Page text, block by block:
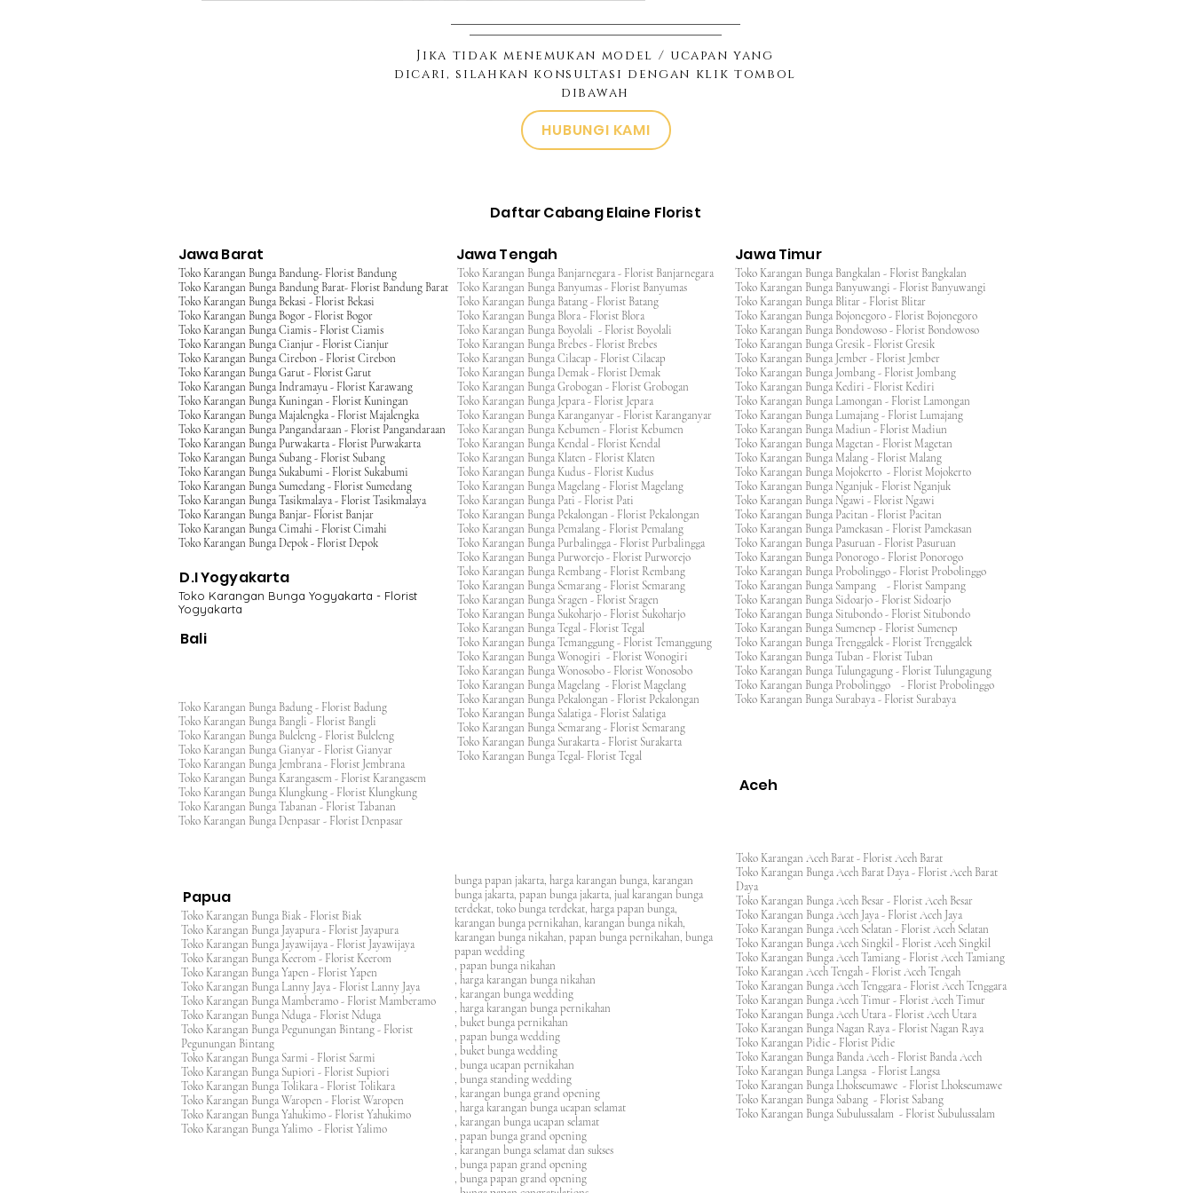
Jika tidak menemukan model / ucapan yang
dicari, silahkan konsultasi dengan klik tombol
dibawah
HUBUNGI KAMI
Daftar Cabang Elaine Florist
Jawa Barat Jawa Tengah Jawa Timur
Toko Karangan Bunga Bandung- Florist Bandung
Toko Karangan Bunga Bandung Barat- Florist Bandung Barat
Toko Karangan Bunga Bekasi - Florist Bekasi
Toko Karangan Bunga Bogor - Florist Bogor
Toko Karangan Bunga Ciamis - Florist Ciamis
Toko Karangan Bunga Cianjur - Florist Cianjur
Toko Karangan Bunga Cirebon - Florist Cirebon
Toko Karangan Bunga Garut - Florist Garut
Toko Karangan Bunga Indramayu - Florist Karawang
Toko Karangan Bunga Kuningan - Florist Kuningan
Toko Karangan Bunga Majalengka - Florist Majalengka
Toko Karangan Bunga Pangandaraan - Florist Pangandaraan
Toko Karangan Bunga Purwakarta - Florist Purwakarta
Toko Karangan Bunga Subang - Florist Subang
Toko Karangan Bunga Sukabumi - Florist Sukabumi
Toko Karangan Bunga Sumedang - Florist Sumedang
Toko Karangan Bunga Tasikmalaya - Florist Tasikmalaya
Toko Karangan Bunga Banjar- Florist Banjar
Toko Karangan Bunga Cimahi - Florist Cimahi
Toko Karangan Bunga Depok - Florist Depok
D.I Yogyakarta
Toko Karangan Bunga Yogyakarta - Florist
Yogyakarta
Bali
Toko Karangan Bunga Badung - Florist Badung
Toko Karangan Bunga Bangli - Florist Bangli
Toko Karangan Bunga Buleleng - Florist Buleleng
Toko Karangan Bunga Gianyar - Florist Gianyar
Toko Karangan Bunga Jembrana - Florist Jembrana
Toko Karangan Bunga Karangasem - Florist Karangasem
Toko Karangan Bunga Klungkung - Florist Klungkung
Toko Karangan Bunga Tabanan - Florist Tabanan
Toko Karangan Bunga Denpasar - Florist Denpasar
Toko Karangan Bunga Banjarnegara - Florist Banjarnegara
Toko Karangan Bunga Banyumas - Florist Banyumas
Toko Karangan Bunga Batang - Florist Batang
Toko Karangan Bunga Blora - Florist Blora
Toko Karangan Bunga Boyolali - Florist Boyolali
Toko Karangan Bunga Brebes - Florist Brebes
Toko Karangan Bunga Cilacap - Florist Cilacap
Toko Karangan Bunga Demak - Florist Demak
Toko Karangan Bunga Grobogan - Florist Grobogan
Toko Karangan Bunga Jepara - Florist Jepara
Toko Karangan Bunga Karanganyar - Florist Karanganyar
Toko Karangan Bunga Kebumen - Florist Kebumen
Toko Karangan Bunga Kendal - Florist Kendal
Toko Karangan Bunga Klaten - Florist Klaten
Toko Karangan Bunga Kudus - Florist Kudus
Toko Karangan Bunga Magelang - Florist Magelang
Toko Karangan Bunga Pati - Florist Pati
Toko Karangan Bunga Pekalongan - Florist Pekalongan
Toko Karangan Bunga Pemalang - Florist Pemalang
Toko Karangan Bunga Purbalingga - Florist Purbalingga
Toko Karangan Bunga Purworejo - Florist Purworejo
Toko Karangan Bunga Rembang - Florist Rembang
Toko Karangan Bunga Semarang - Florist Semarang
Toko Karangan Bunga Sragen - Florist Sragen
Toko Karangan Bunga Sukoharjo - Florist Sukoharjo
Toko Karangan Bunga Tegal - Florist Tegal
Toko Karangan Bunga Temanggung - Florist Temanggung
Toko Karangan Bunga Wonogiri - Florist Wonogiri
Toko Karangan Bunga Wonosobo - Florist Wonosobo
Toko Karangan Bunga Magelang - Florist Magelang
Toko Karangan Bunga Pekalongan - Florist Pekalongan
Toko Karangan Bunga Salatiga - Florist Salatiga
Toko Karangan Bunga Semarang - Florist Semarang
Toko Karangan Bunga Surakarta - Florist Surakarta
Toko Karangan Bunga Tegal- Florist Tegal
Toko Karangan Bunga Bangkalan - Florist Bangkalan
Toko Karangan Bunga Banyuwangi - Florist Banyuwangi
Toko Karangan Bunga Blitar - Florist Blitar
Toko Karangan Bunga Bojonegoro - Florist Bojonegoro
Toko Karangan Bunga Bondowoso - Florist Bondowoso
Toko Karangan Bunga Gresik - Florist Gresik
Toko Karangan Bunga Jember - Florist Jember
Toko Karangan Bunga Jombang - Florist Jombang
Toko Karangan Bunga Kediri - Florist Kediri
Toko Karangan Bunga Lamongan - Florist Lamongan
Toko Karangan Bunga Lumajang - Florist Lumajang
Toko Karangan Bunga Madiun - Florist Madiun
Toko Karangan Bunga Magetan - Florist Magetan
Toko Karangan Bunga Malang - Florist Malang
Toko Karangan Bunga Mojokerto - Florist Mojokerto
Toko Karangan Bunga Nganjuk - Florist Nganjuk
Toko Karangan Bunga Ngawi - Florist Ngawi
Toko Karangan Bunga Pacitan - Florist Pacitan
Toko Karangan Bunga Pamekasan - Florist Pamekasan
Toko Karangan Bunga Pasuruan - Florist Pasuruan
Toko Karangan Bunga Ponorogo - Florist Ponorogo
Toko Karangan Bunga Probolinggo - Florist Probolinggo
Toko Karangan Bunga Sampang - Florist Sampang
Toko Karangan Bunga Sidoarjo - Florist Sidoarjo
Toko Karangan Bunga Situbondo - Florist Situbondo
Toko Karangan Bunga Sumenep - Florist Sumenep
Toko Karangan Bunga Trenggalek - Florist Trenggalek
Toko Karangan Bunga Tuban - Florist Tuban
Toko Karangan Bunga Tulungagung - Florist Tulungagung
Toko Karangan Bunga Probolinggo - Florist Probolinggo
Toko Karangan Bunga Surabaya - Florist Surabaya
Aceh
Papua
Toko Karangan Bunga Biak - Florist Biak
Toko Karangan Bunga Jayapura - Florist Jayapura
Toko Karangan Bunga Jayawijaya - Florist Jayawijaya
Toko Karangan Bunga Keerom - Florist Keerom
Toko Karangan Bunga Yapen - Florist Yapen
Toko Karangan Bunga Lanny Jaya - Florist Lanny Jaya
Toko Karangan Bunga Mamberamo - Florist Mamberamo
Toko Karangan Bunga Nduga - Florist Nduga
Toko Karangan Bunga Pegunungan Bintang - Florist
Pegunungan Bintang
Toko Karangan Bunga Sarmi - Florist Sarmi
Toko Karangan Bunga Supiori - Florist Supiori
Toko Karangan Bunga Tolikara - Florist Tolikara
Toko Karangan Bunga Waropen - Florist Waropen
Toko Karangan Bunga Yahukimo - Florist Yahukimo
Toko Karangan Bunga Yalimo - Florist Yalimo
bunga papan jakarta, harga karangan bunga, karangan
bunga jakarta, papan bunga jakarta, jual karangan bunga
terdekat, toko bunga terdekat, harga papan bunga,
karangan bunga pernikahan, karangan bunga nikah,
karangan bunga nikahan, papan bunga pernikahan, bunga
papan wedding
, papan bunga nikahan
, harga karangan bunga nikahan
, karangan bunga wedding
, harga karangan bunga pernikahan
, buket bunga pernikahan
, papan bunga wedding
, buket bunga wedding
, bunga ucapan pernikahan
, bunga standing wedding
, karangan bunga grand opening
, harga karangan bunga ucapan selamat
, karangan bunga ucapan selamat
, papan bunga grand opening
, karangan bunga selamat dan sukses
, bunga papan grand opening
, bunga papan grand opening
Toko Karangan Aceh Barat - Florist Aceh Barat
Toko Karangan Bunga Aceh Barat Daya - Florist Aceh Barat
Daya
Toko Karangan Bunga Aceh Besar - Florist Aceh Besar
Toko Karangan Bunga Aceh Jaya - Florist Aceh Jaya
Toko Karangan Bunga Aceh Selatan - Florist Aceh Selatan
Toko Karangan Bunga Aceh Singkil - Florist Aceh Singkil
Toko Karangan Bunga Aceh Tamiang - Florist Aceh Tamiang
Toko Karangan Aceh Tengah - Florist Aceh Tengah
Toko Karangan Bunga Aceh Tenggara - Florist Aceh Tenggara
Toko Karangan Bunga Aceh Timur - Florist Aceh Timur
Toko Karangan Bunga Aceh Utara - Florist Aceh Utara
Toko Karangan Bunga Nagan Raya - Florist Nagan Raya
Toko Karangan Pidie - Florist Pidie
Toko Karangan Bunga Banda Aceh - Florist Banda Aceh
Toko Karangan Bunga Langsa - Florist Langsa
Toko Karangan Bunga Lhokseumawe - Florist Lhokseumawe
Toko Karangan Bunga Sabang - Florist Sabang
Toko Karangan Bunga Subulussalam - Florist Subulussalam